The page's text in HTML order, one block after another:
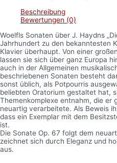
Beschreibung
Bewertungen (0)
Woelfls Sonaten über J. Haydns
Jahrhundert zu den bekanntesten
Klavier überhaupt. Von einer
lassen sie sich über ganz Europa
auch in der Allgemeinen
beschriebenen Sonaten besteht
sonst üblich, als Potpourris
beliebten Oratorium gestaltet hat,
Themenkomplexe entnahm, die er
neuartig verarbeitete. Als Beweis
dass ein Exemplar mit dem
ist.
Die Sonate Op. 67 folgt dem
zeichnet sich durch Eleganz und
aus.